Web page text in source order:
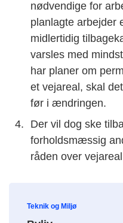
nødvendige for
planlagte arbejder
midlertidig
varsles med
har planer om
et vejareal, skal
før i ændringen.
Der vil dog ske
forholdsmæssig
råden over
Teknik og Miljø